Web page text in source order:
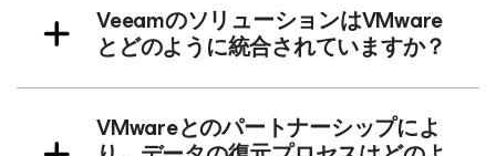
VeeamのソリューションはVMware
とどのように統合されていますか？
VMwareとのパートナーシップによ